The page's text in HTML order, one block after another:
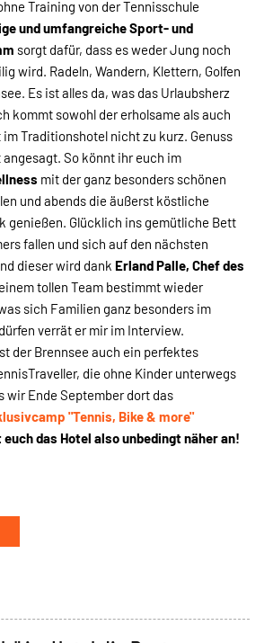
Training von der Tennisschule
und umfangreiche Sport- und
sorgt dafür, dass es weder Jung noch
wird. Radeln, Wandern, Klettern, Golfen
Es ist alles da, was das Urlaubsherz
kommt sowohl der erholsame als auch
Traditionshotel nicht zu kurz. Genuss
So könnt ihr euch im
mit der ganz besonders schönen
und abends die äußerst köstliche
genießen. Glücklich ins gemütliche Bett
fallen und sich auf den nächsten
dieser wird dank Erland Palle, Chef des
tollen Team bestimmt wieder
sich Familien ganz besonders im
verrät er mir im Interview.
der Brennsee auch ein perfektes
die ohne Kinder unterwegs
wir Ende September dort das
"Tennis, Bike & more"
euch das Hotel also unbedingt näher an!